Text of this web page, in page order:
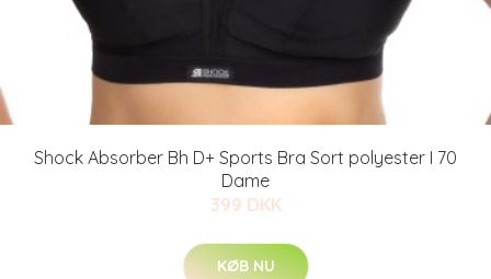
Shock Absorber Bh D+ Sports Bra Sort polyester I 70
Dame
399 DKK
KØB NU